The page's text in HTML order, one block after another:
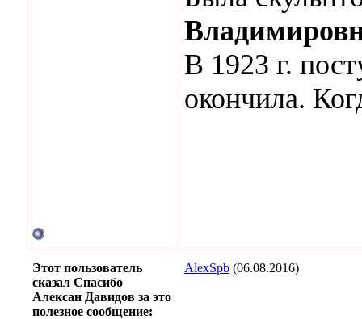
В 1923 г.
окончила.
Этот пользователь
сказал Спасибо
Алексан Давидов за это
полезное сообщение:
AlexSpb (06.08.2016)